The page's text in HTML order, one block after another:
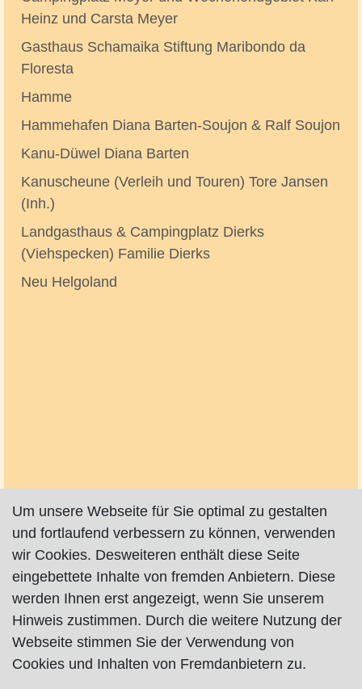
Heinz und Carsta Meyer
Gasthaus Schamaika Stiftung Maribondo da
Floresta
Hamme
Hammehafen Diana Barten-Soujon & Ralf Soujon
Kanu-Düwel Diana Barten
Kanuscheune (Verleih und Touren) Tore Jansen
(Inh.)
Landgasthaus & Campingplatz Dierks
(Viehspecken) Familie Dierks
Neu Helgoland
Um unsere Webseite für Sie optimal zu gestalten
und fortlaufend verbessern zu können, verwenden
wir Cookies. Desweiteren enthält diese Seite
eingebettete Inhalte von fremden Anbietern. Diese
werden Ihnen erst angezeigt, wenn Sie unserem
Hinweis zustimmen. Durch die weitere Nutzung der
Webseite stimmen Sie der Verwendung von
Cookies und Inhalten von Fremdanbietern zu.